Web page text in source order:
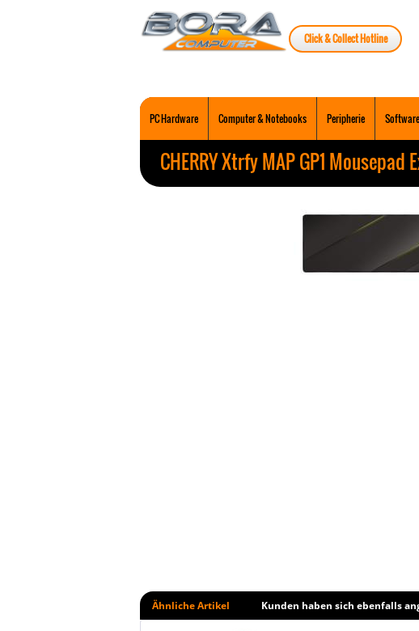
Click & Collect Hotline
PC Hardware Computer & Notebooks Peripherie Software
CHERRY Xtrfy MAP GP1 Mousepad
Ähnliche Artikel Kunden haben sich ebenfalls